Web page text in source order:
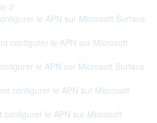
2
le APN sur Microsoft Surface
configurer le APN sur Microsoft
le APN sur Microsoft Surface
configurer le APN sur Microsoft
configurer le APN sur Microsoft